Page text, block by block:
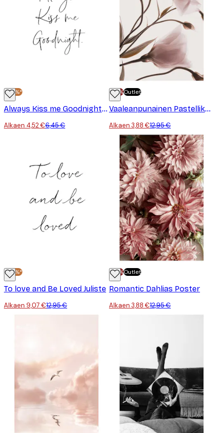
-30%*
Always Kiss me Goodnight Juliste
Alkaen 4,52 €6,45 €
-70%Outlet
Vaaleanpunainen Pastellikukka No2 Juliste
Alkaen 3,88 €12,95 €
-30%*
To love and Be Loved Juliste
Alkaen 9,07 €12,95 €
-70%Outlet
Romantic Dahlias Poster
Alkaen 3,88 €12,95 €